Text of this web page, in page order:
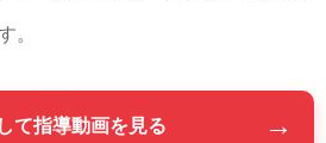
。
て指導動画を見る →